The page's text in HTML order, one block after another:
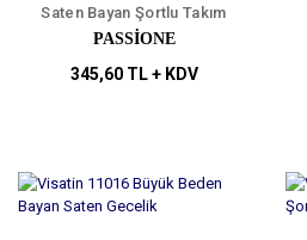
Saten Bayan Şortlu Takım
PASSİONE
345,60 TL + KDV